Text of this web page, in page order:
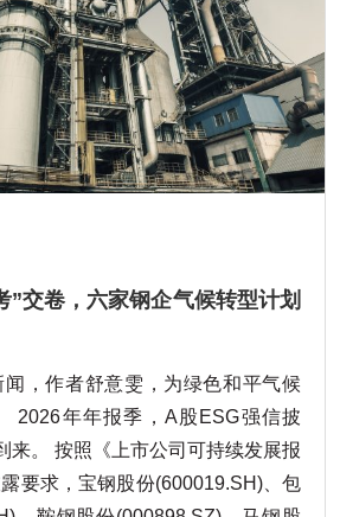
”交卷，六家钢企气候转型计划
，作者舒意雯，为绿色和平气候
2026年年报季，A股ESG强信披
来。 按照《上市公司可持续发展报
要求，宝钢股份(600019.SH)、包